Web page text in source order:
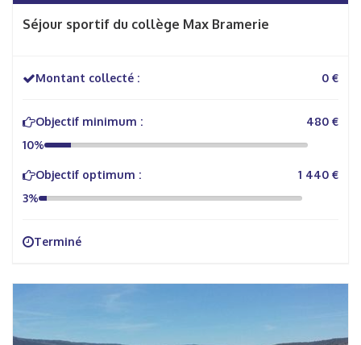
Séjour sportif du collège Max Bramerie
Montant collecté : 0 €
Objectif minimum :
480 €
10%
Objectif optimum :
1 440 €
3%
Terminé